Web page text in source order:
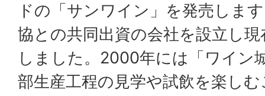
ドの「サンワイン」を発売しま
協との共同出資の会社を設立し
しました。2000年には「ワイン
部生産工程の見学や試飲を楽し